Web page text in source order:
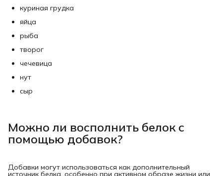
куриная грудка
яйца
рыба
творог
чечевица
нут
сыр
Можно ли восполнить белок с
помощью добавок?
Добавки могут использоваться как дополнительный
источник белка, особенно при активном образе жизни или